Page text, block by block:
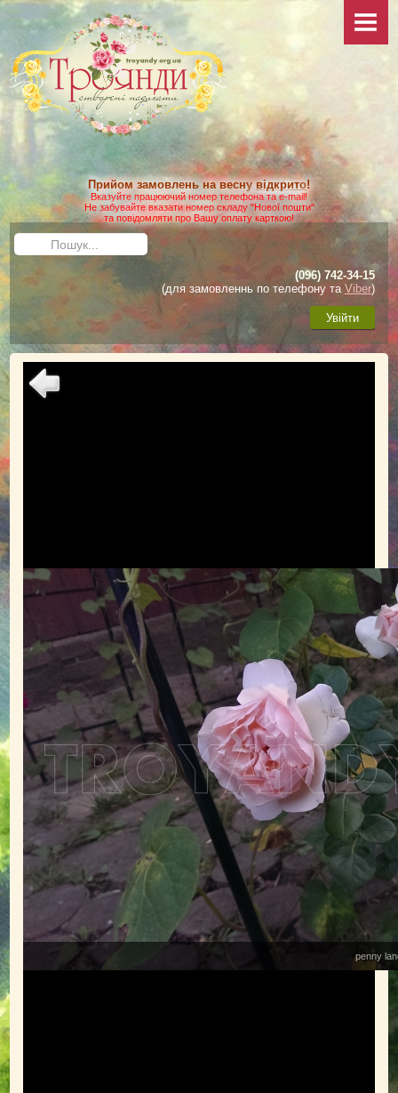
НОВИНИ
ПРО САЙТ
КОЛЕКЦІЯ
ФОТО
Ваші фото
Додаткові фото
КАТАЛОГ
Умови виконання замовлення
Доставка та оплата
Як зробити замовлення
Посадка троянд
Обрізування троянд
Обрані посилання
КОНТАКТИ
ВІДГУКИ
Прийом замовлень на веснувідкрито!
Вказуйте працюючий номер телефона та e-mail!
Не забувайте вказати номер складу "Нової пошти"
та повідомляти про Вашу оплату карткою!
Пошук...
(096) 742-34-15
(для замовленнь по телефону та Viber)
Увійти
penny